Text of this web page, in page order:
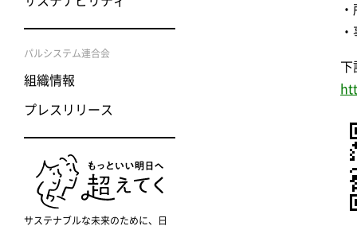
パルシステム連合会
組織情報
プレスリリース
サステナブルな未来のために、日
下